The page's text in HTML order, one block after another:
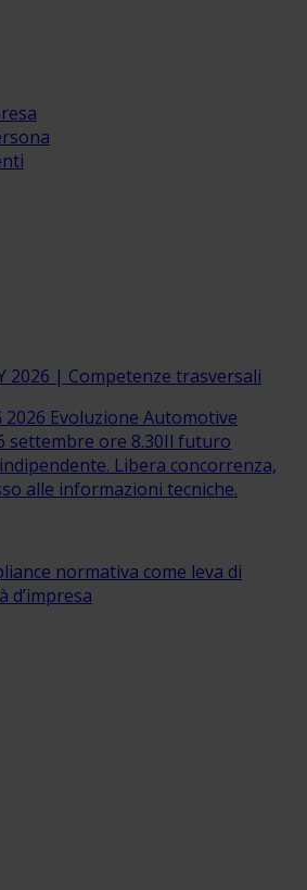
2026 | Competenze trasversali
2026 Evoluzione Automotive
settembre ore 8.30Il futuro
Libera concorrenza,
alle informazioni tecniche.
normativa come leva di
d’impresa